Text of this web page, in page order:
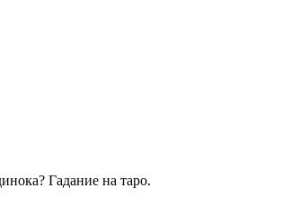
Гадание на таро.